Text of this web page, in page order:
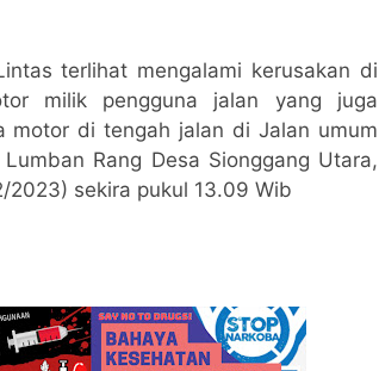
terlihat mengalami kerusakan di
milik pengguna jalan yang juga
motor di tengah jalan di Jalan umum
Rang Desa Sionggang Utara,
2023) sekira pukul 13.09 Wib